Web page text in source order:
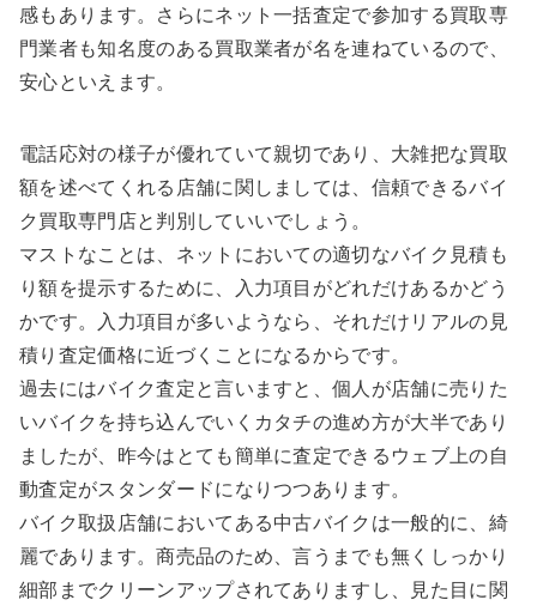
感もあります。さらにネット一括査定で参加する買取専
門業者も知名度のある買取業者が名を連ねているので、
安心といえます。
電話応対の様子が優れていて親切であり、大雑把な買取
額を述べてくれる店舗に関しましては、信頼できるバイ
ク買取専門店と判別していいでしょう。
マストなことは、ネットにおいての適切なバイク見積も
り額を提示するために、入力項目がどれだけあるかどう
かです。入力項目が多いようなら、それだけリアルの見
積り査定価格に近づくことになるからです。
過去にはバイク査定と言いますと、個人が店舗に売りた
いバイクを持ち込んでいくカタチの進め方が大半であり
ましたが、昨今はとても簡単に査定できるウェブ上の自
動査定がスタンダードになりつつあります。
バイク取扱店舗においてある中古バイクは一般的に、綺
麗であります。商売品のため、言うまでも無くしっかり
細部までクリーンアップされてありますし、見た目に関